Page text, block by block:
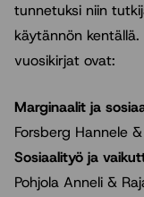
tunnetuksi niin
käytännön
vuosikirjat ovat:
Marginaalit ja
Forsberg Hannele
Sosiaalityö ja
Pohjola Anneli &